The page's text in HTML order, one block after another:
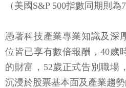
（美國S&P 500指數同期則為
憑著科技產業專業知識及深
位皆已享有數倍報酬，40歲
的財富，52歲正式告別職場
沉浸於股票基本面及產業趨勢